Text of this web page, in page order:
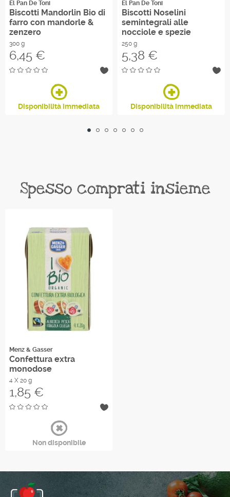
El Pan De Toni
Biscotti Mandorlin Bio di
farro con mandorle &
zenzero
300 g
Prezzo
6,45 €
Disponibilità immediata
El Pan De Toni
Biscotti Noselini
semintegrali alle
nocciole e spezie
250 g
Prezzo
5,38 €
Disponibilità immediata
Spesso comprati insieme
Menz & Gasser
Confettura extra
monodose
4 X 20 g
Prezzo
1,85 €
Non disponibile